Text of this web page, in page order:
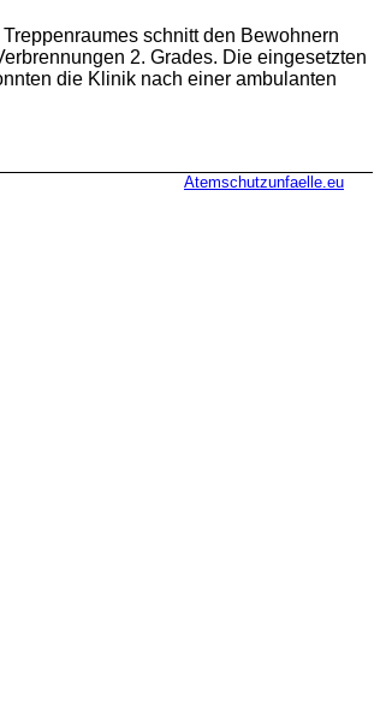
schnitt den Bewohnern
2. Grades. Die eingesetzten
die Klinik nach einer ambulanten
Atemschutzunfaelle.eu